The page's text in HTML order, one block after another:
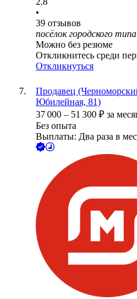
•
39 отзывов
посёлок городского
Можно без резюме
Откликнитесь среди
Откликнуться
Продавец
Юбилейная, 81)
37 000 – 51 300 ₽ за
Без опыта
Выплаты: Два раза в